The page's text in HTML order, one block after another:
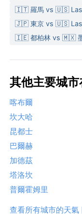
🇮🇹 羅馬 vs 🇺🇸 Las
🇯🇵 東京 vs 🇺🇸 Las
🇮🇪 都柏林 vs 🇲🇽
其他主要城
喀布爾
坎大哈
昆都士
巴爾赫
加德茲
塔洛坎
普爾霍姆里
查看所有城市的天氣